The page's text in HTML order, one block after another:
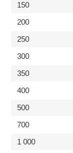
150
200
250
300
350
400
500
700
1 000